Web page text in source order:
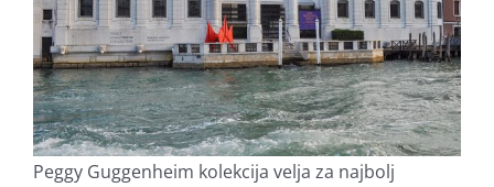
Peggy Guggenheim kolekcija velja za najbolj